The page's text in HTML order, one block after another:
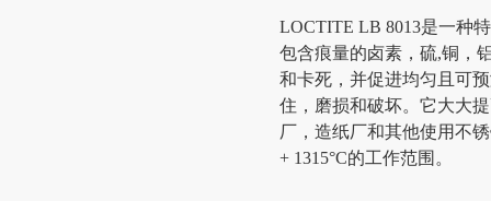
LOCTITE LB 8013是一种
包含痕量的卤素，硫,铜，
和卡死，并促进均匀且可
住，磨损和破坏。它大大
厂，造纸厂和其他使用不
+ 1315°C的工作范围。